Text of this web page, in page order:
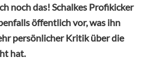
noch das! Schalkes Profikicker
öffentlich vor, was ihn
persönlicher Kritik über die
hat.